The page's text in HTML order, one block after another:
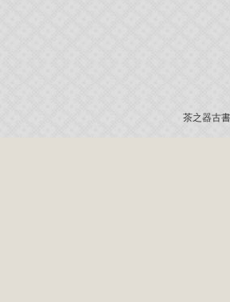
茶之器古